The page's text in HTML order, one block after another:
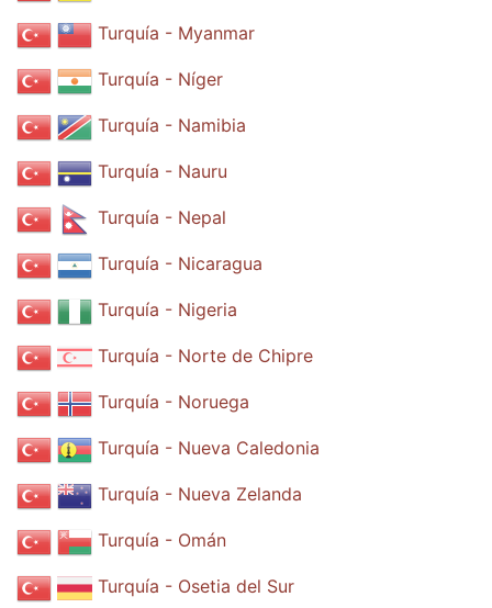
Turquía - Myanmar
Turquía - Níger
Turquía - Namibia
Turquía - Nauru
Turquía - Nepal
Turquía - Nicaragua
Turquía - Nigeria
Turquía - Norte de Chipre
Turquía - Noruega
Turquía - Nueva Caledonia
Turquía - Nueva Zelanda
Turquía - Omán
Turquía - Osetia del Sur